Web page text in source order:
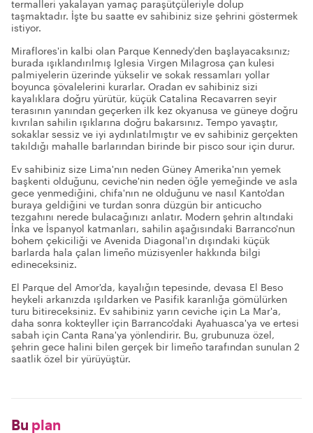
termalleri yakalayan yamaç paraşütçüleriyle dolup
taşmaktadır. İşte bu saatte ev sahibiniz size şehrini göstermek
istiyor.
Miraflores'in kalbi olan Parque Kennedy'den başlayacaksınız;
burada ışıklandırılmış Iglesia Virgen Milagrosa çan kulesi
palmiyelerin üzerinde yükselir ve sokak ressamları yollar
boyunca şövalelerini kurarlar. Oradan ev sahibiniz sizi
kayalıklara doğru yürütür, küçük Catalina Recavarren seyir
terasının yanından geçerken ilk kez okyanusa ve güneye doğru
kıvrılan sahilin ışıklarına doğru bakarsınız. Tempo yavaştır,
sokaklar sessiz ve iyi aydınlatılmıştır ve ev sahibiniz gerçekten
takıldığı mahalle barlarından birinde bir pisco sour için durur.
Ev sahibiniz size Lima'nın neden Güney Amerika'nın yemek
başkenti olduğunu, ceviche'nin neden öğle yemeğinde ve asla
gece yenmediğini, chifa'nın ne olduğunu ve nasıl Kanto'dan
buraya geldiğini ve turdan sonra düzgün bir anticucho
tezgahını nerede bulacağınızı anlatır. Modern şehrin altındaki
İnka ve İspanyol katmanları, sahilin aşağısındaki Barranco'nun
bohem çekiciliği ve Avenida Diagonal'ın dışındaki küçük
barlarda hala çalan limeño müzisyenler hakkında bilgi
edineceksiniz.
El Parque del Amor'da, kayalığın tepesinde, devasa El Beso
heykeli arkanızda ışıldarken ve Pasifik karanlığa gömülürken
turu bitireceksiniz. Ev sahibiniz yarın ceviche için La Mar'a,
daha sonra kokteyller için Barranco'daki Ayahuasca'ya ve ertesi
sabah için Canta Rana'ya yönlendirir. Bu, grubunuza özel,
şehrin gece halini bilen gerçek bir limeño tarafından sunulan 2
saatlik özel bir yürüyüştür.
Bu plan